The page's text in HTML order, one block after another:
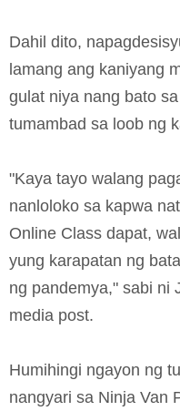
Dahil dito,
lamang ang kaniyang
gulat niya nang bato
tumambad sa loob ng
"Kaya tayo walang
nanloloko sa kapwa
Online Class dapat,
yung karapatan ng
ng pandemya," sabi ni
media post.
Humihingi ngayon ng
nangyari sa Ninja Van